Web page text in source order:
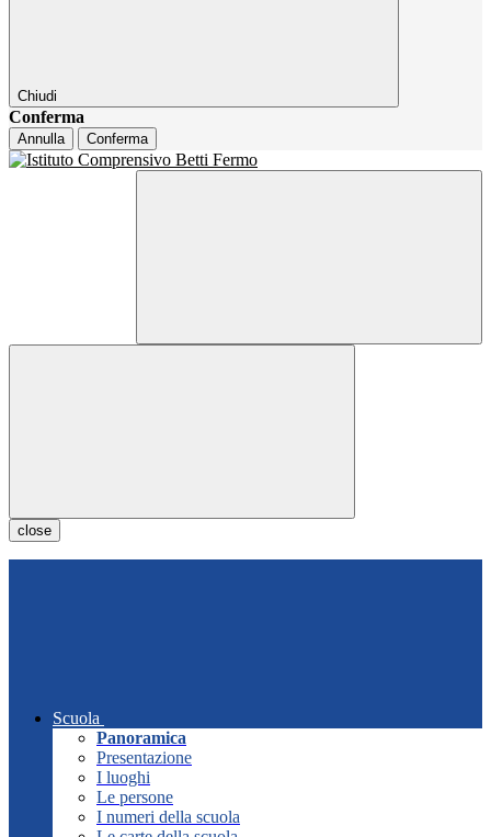
Chiudi
Conferma
Annulla Conferma
close
Scuola
Panoramica
Presentazione
I luoghi
Le persone
I numeri della scuola